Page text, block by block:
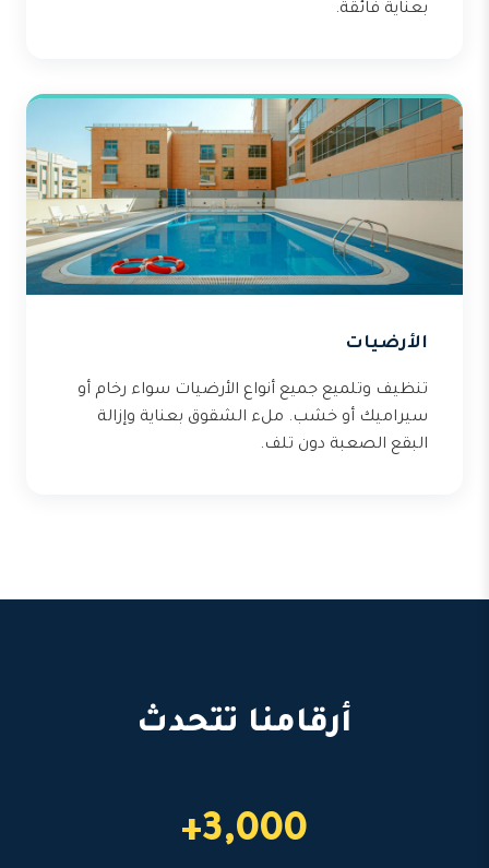
بعناية فائقة.
الأرضيات
تنظيف وتلميع جميع أنواع الأرضيات سواء رخام أو
سيراميك أو خشب. ملء الشقوق بعناية وإزالة
البقع الصعبة دون تلف.
أرقامنا تتحدث
3,000+